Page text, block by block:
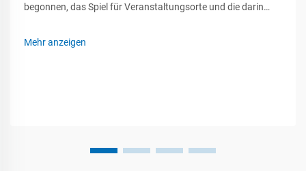
begonnen, das Spiel für Veranstaltungsorte und die darin
Unternehmensmeeting, diese flexiblen Paneele können sich
Mehr anzeigen